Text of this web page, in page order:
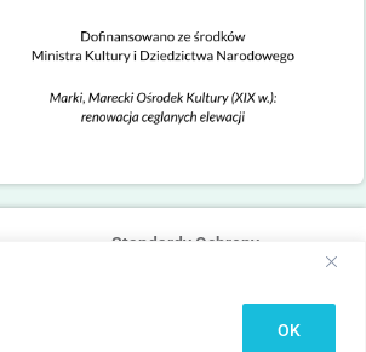
OK
Standardy Ochrony